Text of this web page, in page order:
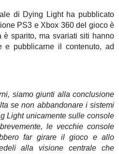
di Dying Light ha pubblicato
PS3 e Xbox 360 del gioco è
è sparito, ma svariati siti hanno
e pubblicarne il contenuto, ad
siamo giunti alla conclusione
se non abbandonare i sistemi
Light unicamente sulle console
le vecchie console
far girare il gioco e allo
alla visione centrale che